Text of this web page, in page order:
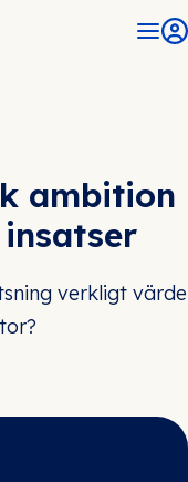
ambition
verkligt värde